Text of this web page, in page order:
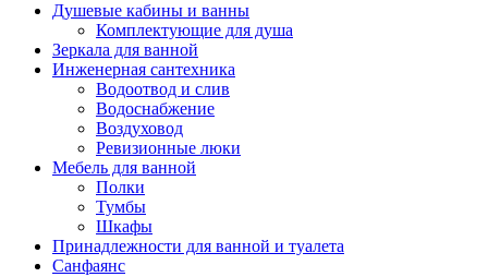
Душевые кабины и ванны
Комплектующие для душа
Зеркала для ванной
Инженерная сантехника
Водоотвод и слив
Водоснабжение
Воздуховод
Ревизионные люки
Мебель для ванной
Полки
Тумбы
Шкафы
Принадлежности для ванной и туалета
Санфаянс